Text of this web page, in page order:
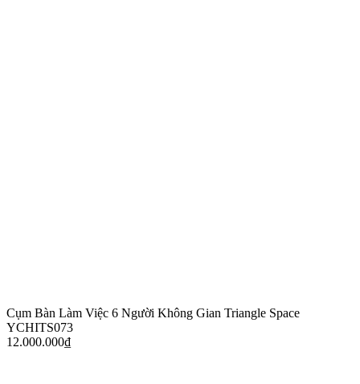
Cụm Bàn Làm Việc 6 Người Không Gian Triangle Space
YCHITS073
12.000.000₫